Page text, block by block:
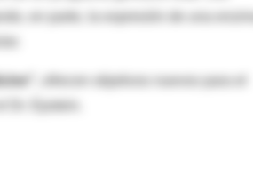
en parte, la expresión de una
Epstein.